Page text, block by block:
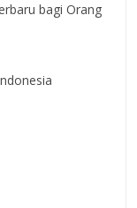
bagi Orang